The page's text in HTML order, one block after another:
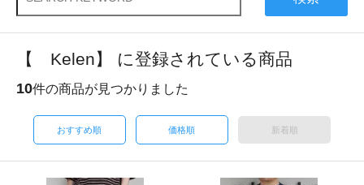
【 Kelen】 に登録されている商品
10件の商品が見つかりました
おすすめ順 価格順 新着順